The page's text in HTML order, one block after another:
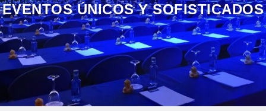
EVENTOS ÚNICOS Y SOFISTICADOS